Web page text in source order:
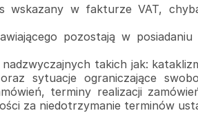
wskazany w fakturze VAT,
pozostają w
takich jak:
sytuacje ograniczające
terminy realizacji
za niedotrzymanie terminów